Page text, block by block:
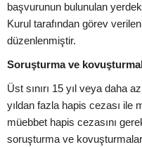
başvurunun bulunulan
Kurul tarafından görev
düzenlenmiştir.
Soruşturma ve
Üst sınırı 15 yıl veya daha
yıldan fazla hapis cezası ile
müebbet hapis cezasını
soruşturma ve